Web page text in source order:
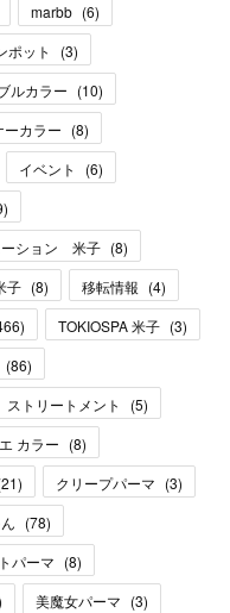
marbb (6)
ポット (3)
ルカラー (10)
ーカラー (8)
イベント (6)
)
ーション 米子 (8)
子 (8) 移転情報 (4)
) TOKIOSPA 米子 (3)
(86)
ストリートメント (5)
カラー (8)
21) クリープパーマ (3)
(78)
パーマ (8)
美魔女パーマ (3)